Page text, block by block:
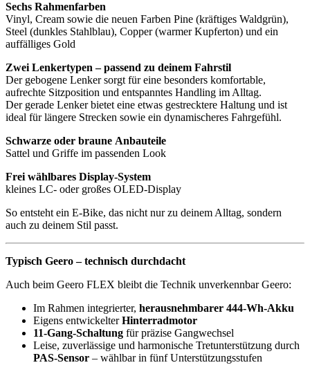
Sechs Rahmenfarben
Vinyl, Cream sowie die neuen Farben Pine (kräftiges Waldgrün),
Steel (dunkles Stahlblau), Copper (warmer Kupferton) und ein
auffälliges Gold
Zwei Lenkertypen – passend zu deinem Fahrstil
Der gebogene Lenker sorgt für eine besonders komfortable,
aufrechte Sitzposition und entspanntes Handling im Alltag.
Der gerade Lenker bietet eine etwas gestrecktere Haltung und ist
ideal für längere Strecken sowie ein dynamischeres Fahrgefühl.
Schwarze oder braune Anbauteile
Sattel und Griffe im passenden Look
Frei wählbares Display-System
kleines LC- oder großes OLED-Display
So entsteht ein E-Bike, das nicht nur zu deinem Alltag, sondern
auch zu deinem Stil passt.
Typisch Geero – technisch durchdacht
Auch beim Geero FLEX bleibt die Technik unverkennbar Geero:
Im Rahmen integrierter, herausnehmbarer 444-Wh-Akku
Eigens entwickelterHinterradmotor
11-Gang-Schaltung für präzise Gangwechsel
Leise, zuverlässige und harmonische Tretunterstützung durch
PAS-Sensor – wählbar in fünf Unterstützungsstufen